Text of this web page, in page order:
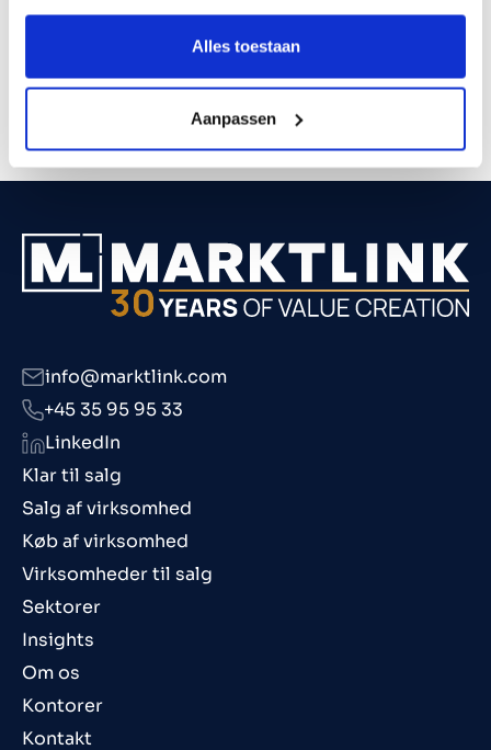
Alles toestaan
Aanpassen
Manager/management team preferably has the
the business.
Location: the Netherlands
Klar til salg
Salg af virksomhed
Køb af virksomhed
Virksomheder til salg
Sektorer
Insights
Om os
Kontorer
Kontakt
info@marktlink.com
+45 35 95 95 33
LinkedIn